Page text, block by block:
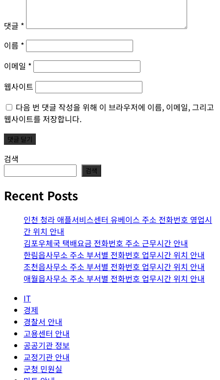
댓글 *
이름 *
이메일 *
웹사이트
다음 번 댓글 작성을 위해 이 브라우저에 이름, 이메일, 그리고
웹사이트를 저장합니다.
검색
검색
Recent Posts
인천 청라 애플서비스센터 유베이스 주소 전화번호 영업시
간 위치 안내
김포우체국 택배요금 전화번호 주소 근무시간 안내
한림읍사무소 주소 부서별 전화번호 업무시간 위치 안내
조천읍사무소 주소 부서별 전화번호 업무시간 위치 안내
애월읍사무소 주소 부서별 전화번호 업무시간 위치 안내
IT
경제
경찰서 안내
고용센터 안내
공공기관 정보
교정기관 안내
군청 민원실